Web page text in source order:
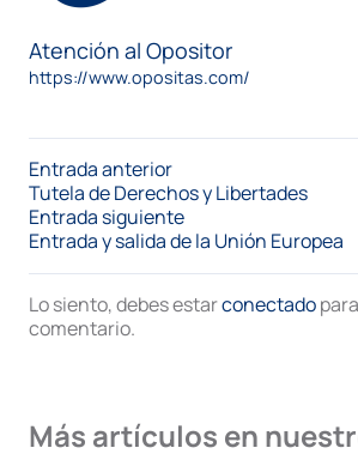
Atención al Opositor
https://www.opositas.com/
Entrada anterior
Tutela de Derechos y Libertades
Entrada siguiente
Entrada y salida de la Unión Europea
Lo siento, debes estarconectado
comentario.
Más artículos en